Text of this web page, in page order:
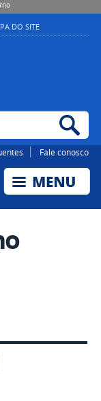
DO SITE
Fale conosco